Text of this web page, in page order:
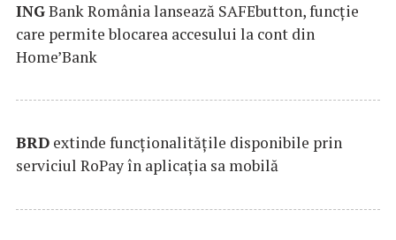
INGBank România lansează SAFEbutton, funcţie
care permite blocarea accesului la cont din
Home’Bank
BRD extinde funcţionalităţile disponibile prin
serviciul RoPay în aplicaţia sa mobilă